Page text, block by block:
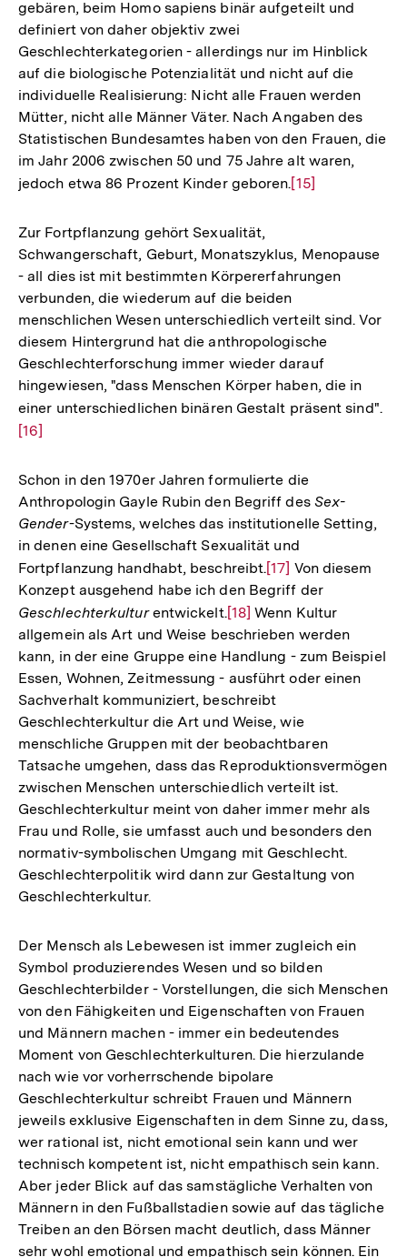
Auflösung
der
Fußnote
gebären, beim Homo sapiens binär aufgeteilt und
definiert von daher objektiv zwei
Geschlechterkategorien - allerdings nur im Hinblick
auf die biologische Potenzialität und nicht auf die
individuelle Realisierung: Nicht alle Frauen werden
Mütter, nicht alle Männer Väter. Nach Angaben des
Statistischen Bundesamtes haben von den Frauen, die
im Jahr 2006 zwischen 50 und 75 Jahre alt waren,
jedoch etwa 86 Prozent Kinder geboren.Zur
Fußnote
[15]
Zur Fortpflanzung gehört Sexualität,
Schwangerschaft, Geburt, Monatszyklus, Menopause
- all dies ist mit bestimmten Körpererfahrungen
verbunden, die wiederum auf die beiden
menschlichen Wesen unterschiedlich verteilt sind. Vor
diesem Hintergrund hat die anthropologische
Geschlechterforschung immer wieder darauf
hingewiesen, "dass Menschen Körper haben, die in
einer unterschiedlichen binären Gestalt präsent sind".
[16]
Schon in den 1970er Jahren formulierte die
Anthropologin Gayle Rubin den Begriff des Sex-
Gender-Systems, welches das institutionelle Setting,
in denen eine Gesellschaft Sexualität und
Fortpflanzung handhabt, beschreibt.Zur
Auflösung
der
Fußnote
[17] Von diesem
Konzept ausgehend habe ich den Begriff der
Geschlechterkulturentwickelt.Zur
Auflösung
der
Fußnote
[18] Wenn Kultur
allgemein als Art und Weise beschrieben werden
kann, in der eine Gruppe eine Handlung - zum Beispiel
Essen, Wohnen, Zeitmessung - ausführt oder einen
Sachverhalt kommuniziert, beschreibt
Geschlechterkultur die Art und Weise, wie
menschliche Gruppen mit der beobachtbaren
Tatsache umgehen, dass das Reproduktionsvermögen
zwischen Menschen unterschiedlich verteilt ist.
Geschlechterkultur meint von daher immer mehr als
Frau und Rolle, sie umfasst auch und besonders den
normativ-symbolischen Umgang mit Geschlecht.
Geschlechterpolitik wird dann zur Gestaltung von
Geschlechterkultur.
Der Mensch als Lebewesen ist immer zugleich ein
Symbol produzierendes Wesen und so bilden
Geschlechterbilder - Vorstellungen, die sich Menschen
von den Fähigkeiten und Eigenschaften von Frauen
und Männern machen - immer ein bedeutendes
Moment von Geschlechterkulturen. Die hierzulande
nach wie vor vorherrschende bipolare
Geschlechterkultur schreibt Frauen und Männern
jeweils exklusive Eigenschaften in dem Sinne zu, dass,
wer rational ist, nicht emotional sein kann und wer
technisch kompetent ist, nicht empathisch sein kann.
Aber jeder Blick auf das samstägliche Verhalten von
Männern in den Fußballstadien sowie auf das tägliche
Treiben an den Börsen macht deutlich, dass Männer
sehr wohl emotional und empathisch sein können. Ein